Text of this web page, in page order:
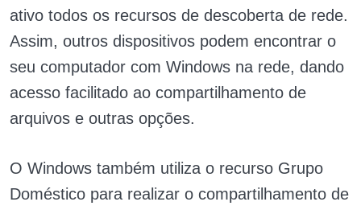
ativo todos os recursos de descoberta de rede.
Assim, outros dispositivos podem encontrar o
seu computador com Windows na rede, dando
acesso facilitado ao compartilhamento de
arquivos e outras opções.
O Windows também utiliza o recurso Grupo
Doméstico para realizar o compartilhamento de